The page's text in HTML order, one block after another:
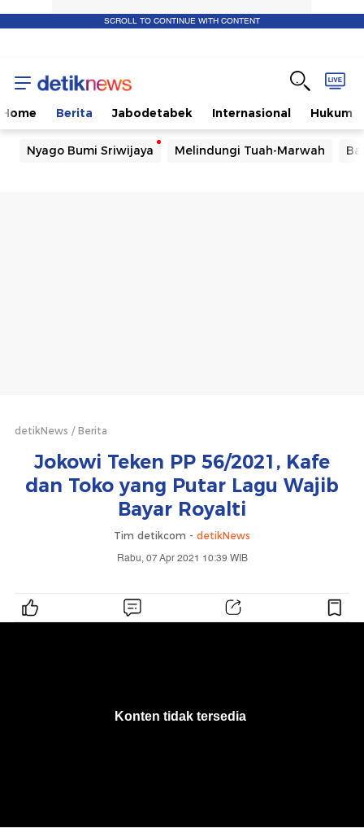
SCROLL TO CONTINUE WITH CONTENT
Home Berita Jabodetabek Internasional Hukum
Nyago Bumi Sriwijaya Melindungi Tuah-Marwah
detikNews Berita
Jokowi Teken PP 56/2021, Kafe
dan Toko yang Putar Lagu Wajib
Bayar Royalti
Tim detikcom - detikNews
Rabu, 07 Apr 2021 10:39 WIB